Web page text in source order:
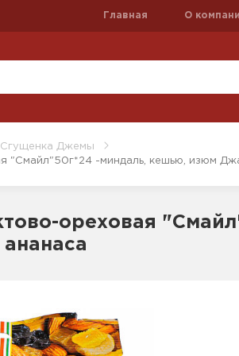
Главная О
Сгущенка Джемы
"Смайл"50г*24 -миндаль, кешью, изюм
ореховая